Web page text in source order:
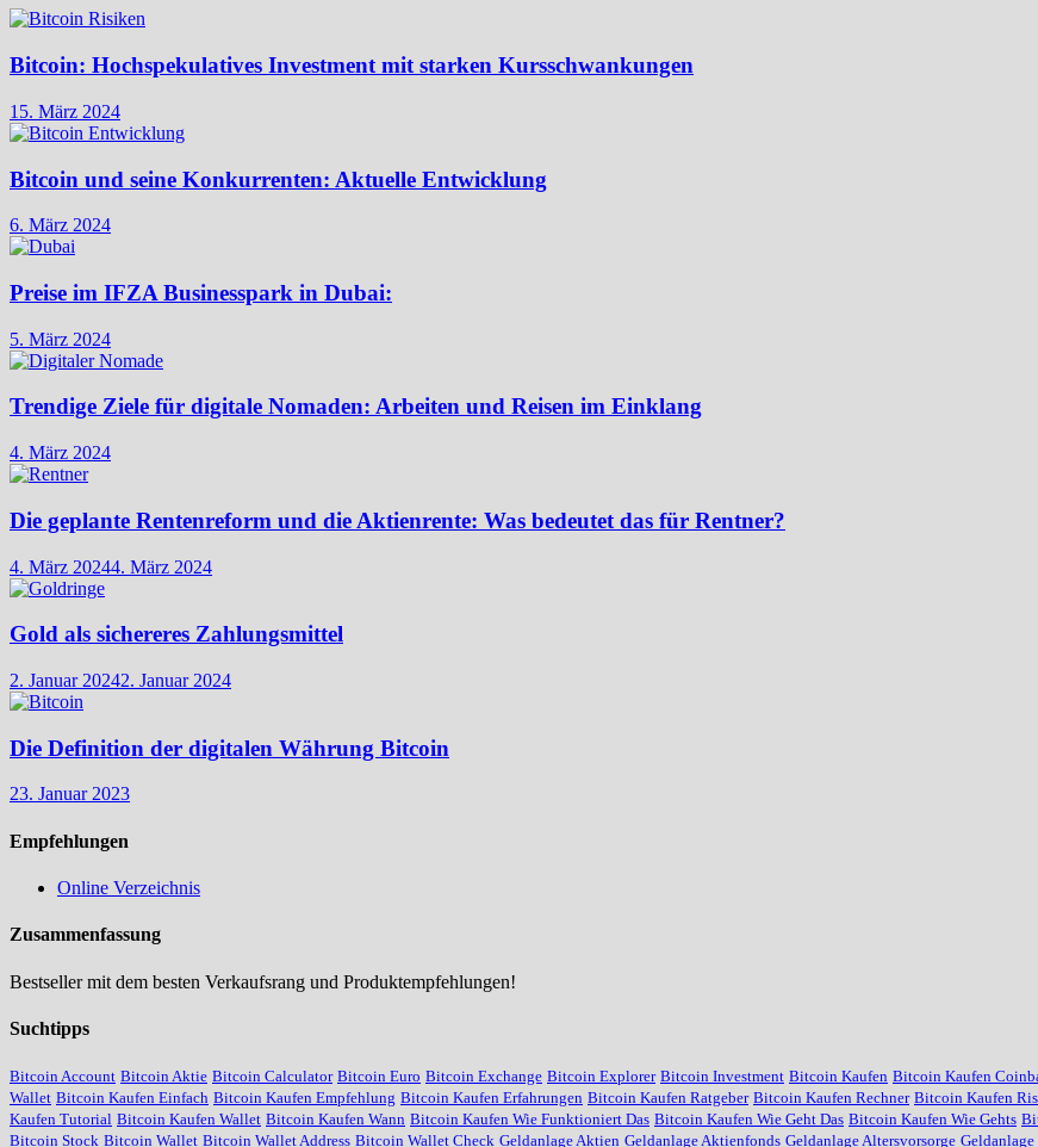
Bitcoin: Hochspekulatives Investment mit starken Kursschwankungen
15. März 2024
Bitcoin und seine Konkurrenten: Aktuelle Entwicklung
6. März 2024
Preise im IFZA Businesspark in Dubai:
5. März 2024
Trendige Ziele für digitale Nomaden: Arbeiten und Reisen im Einklang
4. März 2024
Die geplante Rentenreform und die Aktienrente: Was bedeutet das für Rentner?
4. März 20244. März 2024
Gold als sichereres Zahlungsmittel
2. Januar 20242. Januar 2024
Die Definition der digitalen Währung Bitcoin
23. Januar 2023
Empfehlungen
Online Verzeichnis
Zusammenfassung
Bestseller mit dem besten Verkaufsrang und Produktempfehlungen!
Suchtipps
Bitcoin Account Bitcoin Aktie Bitcoin Calculator Bitcoin Euro Bitcoin Exchange Bitcoin Explorer Bitcoin Investment Bitcoin Kaufen Bitcoin Kaufen
Wallet Bitcoin Kaufen Einfach Bitcoin Kaufen Empfehlung Bitcoin Kaufen Erfahrungen Bitcoin Kaufen Ratgeber Bitcoin Kaufen Rechner Bitcoin Kaufen
Kaufen Tutorial Bitcoin Kaufen Wallet Bitcoin Kaufen Wann Bitcoin Kaufen Wie Funktioniert Das Bitcoin Kaufen Wie Geht Das Bitcoin Kaufen Wie Gehts
Bitcoin Stock Bitcoin Wallet Bitcoin Wallet Address Bitcoin Wallet Check Geldanlage Aktien Geldanlage Aktienfonds Geldanlage Altersvorsorge